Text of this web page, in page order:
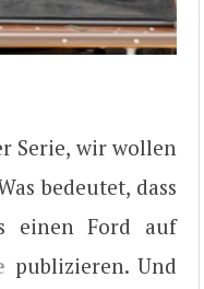
Serie, wir wollen
bedeutet, dass
einen Ford auf
publizieren. Und